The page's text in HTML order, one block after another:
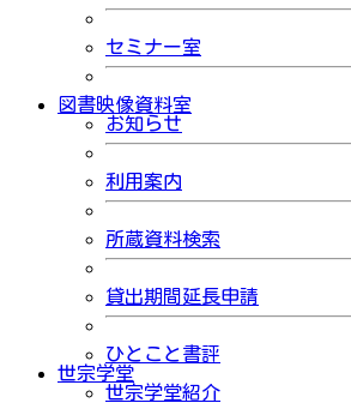
セミナー室
図書映像資料室
お知らせ
利用案内
所蔵資料検索
貸出期間延長申請
ひとこと書評
世宗学堂
世宗学堂紹介